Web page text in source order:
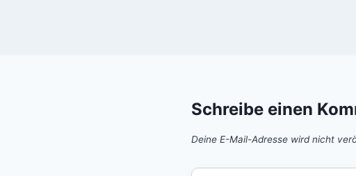
Schreibe einen
Deine E-Mail-Adresse wird nicht